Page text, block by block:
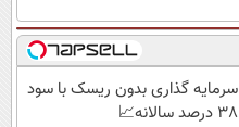
سرمایه گذاری بدون ریسک با سود
38 درصد سالانه📈